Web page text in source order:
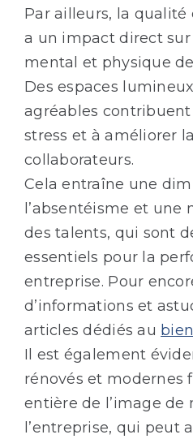
Par ailleurs, la qualité
a un impact direct
mental et physique
Des espaces
agréables
stress et à améliorer
collaborateurs.
Cela entraîne une
l’absentéisme et une
des talents, qui sont
essentiels pour la
entreprise. Pour
d’informations et
articles dédiés au
Il est également
rénovés et modernes
entière de l’image de
l’entreprise, qui peut